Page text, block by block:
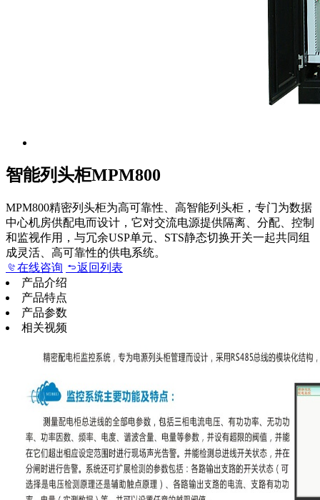
智能列头柜MPM800
MPM800精密列头柜为高可靠性、高智能列头柜，专门为数据
中心机房供配电而设计，它对交流电源提供隔离、分配、控制
和监视作用，与冗余USP单元、STS静态切换开关一起共同组
成灵活、高可靠性的供电系统。
在线咨询
返回列表
产品介绍
产品特点
产品参数
相关视频